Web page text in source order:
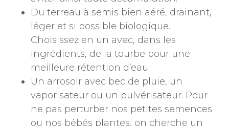
Du terreau à semis bien aéré, drainant,
léger et si possible biologique.
Choisissez en un avec, dans les
ingrédients, de la tourbe pour une
meilleure rétention d’eau.
Un arrosoir avec bec de pluie, un
vaporisateur ou un pulvérisateur. Pour
ne pas perturber nos petites semences
ou nos bébés plantes, on cherche un